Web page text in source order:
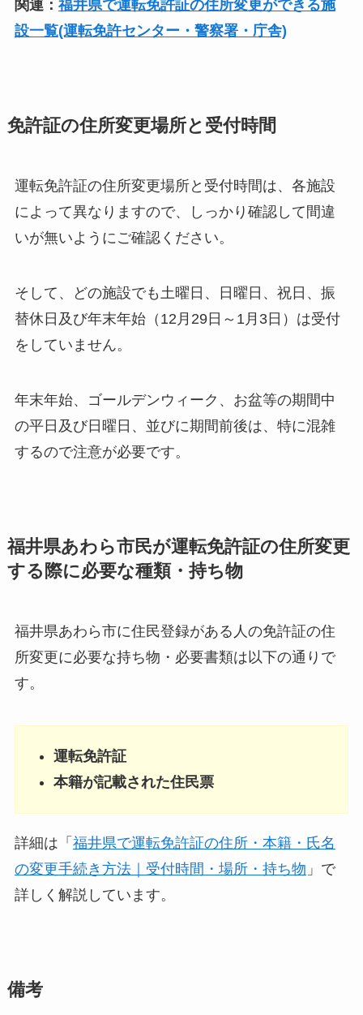
関連： 福井県で運転免許証の住所変更ができる施
設一覧(運転免許センター・警察署・庁舎)
免許証の住所変更場所と受付時間
運転免許証の住所変更場所と受付時間は、各施設
によって異なりますので、しっかり確認して間違
いが無いようにご確認ください。
そして、どの施設でも土曜日、日曜日、祝日、振
替休日及び年末年始（12月29日～1月3日）は受付
をしていません。
年末年始、ゴールデンウィーク、お盆等の期間中
の平日及び日曜日、並びに期間前後は、特に混雑
するので注意が必要です。
福井県あわら市民が運転免許証の住所変更
する際に必要な種類・持ち物
福井県あわら市に住民登録がある人の免許証の住
所変更に必要な持ち物・必要書類は以下の通りで
す。
運転免許証
本籍が記載された住民票
詳細は「 福井県で運転免許証の住所・本籍・氏名
の変更手続き方法｜受付時間・場所・持ち物 」で
詳しく解説しています。
備考